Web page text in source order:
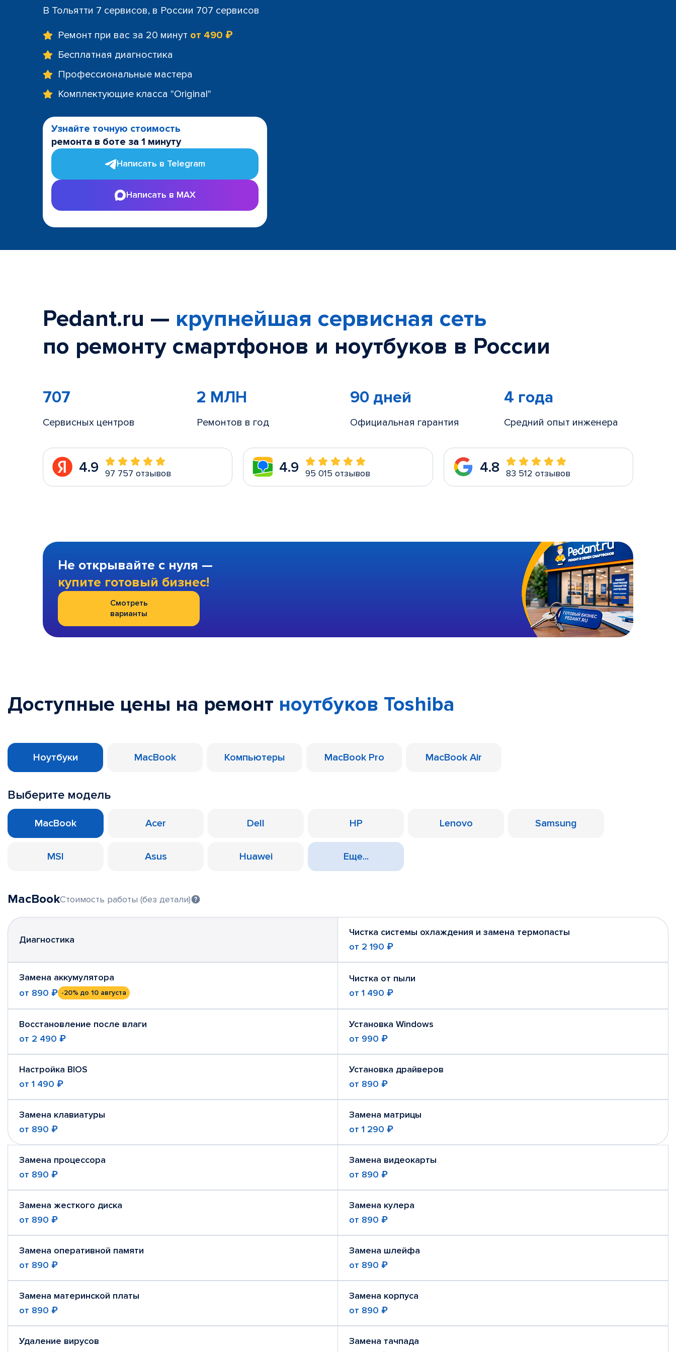
В Тольятти 7 сервисов, в России 707 сервисов
Ремонт при вас за 20 минут от 490 ₽
Бесплатная диагностика
Профессиональные мастера
Комплектующие класса "Original"
Узнайте точную стоимость
ремонта в боте за 1 минуту
Написать в Telegram
Написать в MAX
Pedant.ru — крупнейшая сервисная сеть
по ремонту смартфонов и ноутбуков в России
707
Сервисных центров
2 МЛН
Ремонтов в год
90 дней
Официальная гарантия
4 года
Средний опыт инженера
4.9 97 757 отзывов 4.9 95 015 отзывов 4.8 83 512 отзывов
Не открывайте с нуля —
купите готовый бизнес!
Смотреть
варианты
Доступные цены на ремонт ноутбуков Toshiba
Ноутбуки MacBook Компьютеры MacBook Pro MacBook Air
Выберите модель
MacBook Acer Dell HP Lenovo Samsung
MSI Asus Huawei Еще...
MacBookСтоимость работы (без детали)
Диагностика
Чистка системы охлаждения и замена термопасты
от 2 190 ₽
Замена аккумулятора
от 890 ₽ -20% до 10 августа
Чистка от пыли
от 1 490 ₽
Восстановление после влаги
от 2 490 ₽
Установка Windows
от 990 ₽
Настройка BIOS
от 1 490 ₽
Установка драйверов
от 890 ₽
Замена клавиатуры
от 890 ₽
Замена матрицы
от 1 290 ₽
Замена процессора
от 890 ₽
Замена видеокарты
от 890 ₽
Замена жесткого диска
от 890 ₽
Замена кулера
от 890 ₽
Замена оперативной памяти
от 890 ₽
Замена шлейфа
от 890 ₽
Замена материнской платы
от 890 ₽
Замена корпуса
от 890 ₽
Удаление вирусов
Замена тачпада